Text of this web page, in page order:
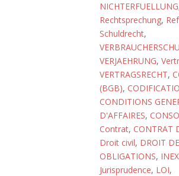
NICHTERFUELLUNG
Rechtsprechung,
Schuldrecht,
VERJAEHRUNG,
VERTRAGSRECHT,
(BGB),
CONDITIONS
D'AFFAIRES,
Contrat, CONTRAT
Droit civil, DROIT
OBLIGATIONS,
Jurisprudence, LOI,